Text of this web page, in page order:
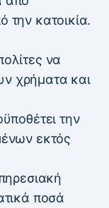
την κατοικία.
να
χρήματα και
την
εκτός
ποσά